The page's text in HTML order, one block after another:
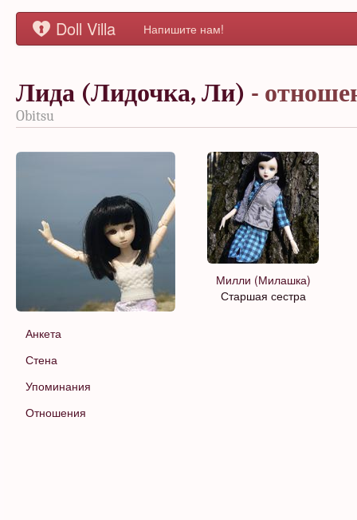
Doll Villa Напишите нам!
Лида (Лидочка, Ли) -
Obitsu
Анкета
Стена
Упоминания
Отношения
Милли (Милашка)
Старшая сестра